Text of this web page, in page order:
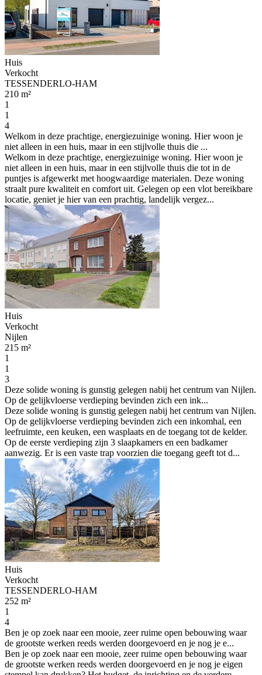
Huis
Verkocht
TESSENDERLO-HAM
210 m²
1
1
4
Welkom in deze prachtige, energiezuinige woning. Hier woon je
niet alleen in een huis, maar in een stijlvolle thuis die ...
Welkom in deze prachtige, energiezuinige woning. Hier woon je
niet alleen in een huis, maar in een stijlvolle thuis die tot in de
puntjes is afgewerkt met hoogwaardige materialen. Deze woning
straalt pure kwaliteit en comfort uit. Gelegen op een vlot bereikbare
locatie, geniet je hier van een prachtig, landelijk vergez...
Huis
Verkocht
Nijlen
215 m²
1
1
3
Deze solide woning is gunstig gelegen nabij het centrum van Nijlen.
Op de gelijkvloerse verdieping bevinden zich een ink...
Deze solide woning is gunstig gelegen nabij het centrum van Nijlen.
Op de gelijkvloerse verdieping bevinden zich een inkomhal, een
leefruimte, een keuken, een wasplaats en de toegang tot de kelder.
Op de eerste verdieping zijn 3 slaapkamers en een badkamer
aanwezig. Er is een vaste trap voorzien die toegang geeft tot d...
Huis
Verkocht
TESSENDERLO-HAM
252 m²
1
4
Ben je op zoek naar een mooie, zeer ruime open bebouwing waar
de grootste werken reeds werden doorgevoerd en je nog je e...
Ben je op zoek naar een mooie, zeer ruime open bebouwing waar
de grootste werken reeds werden doorgevoerd en je nog je eigen